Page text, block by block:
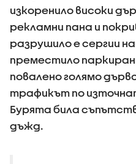
изкоренило високи
рекламни пана и
разрушило е сергии
преместило
повалено голямо
трафикът по
Бурята била
дъжд.